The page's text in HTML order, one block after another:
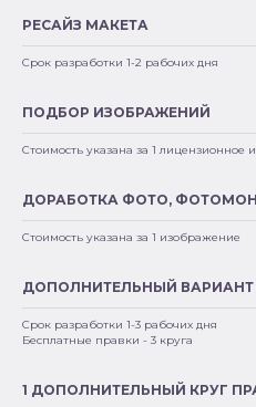
РЕСАЙЗ МАКЕТА
Срок разработки 1-2 рабочих дня
ПОДБОР ИЗОБРАЖЕНИЙ
Стоимость указана за 1 лицензионное
ДОРАБОТКА ФОТО,
Стоимость указана за 1 изображение
ДОПОЛНИТЕЛЬНЫЙ ВАРИАНТ
Срок разработки 1-3 рабочих дня
Бесплатные правки - 3 круга
1 ДОПОЛНИТЕЛЬНЫЙ КРУГ